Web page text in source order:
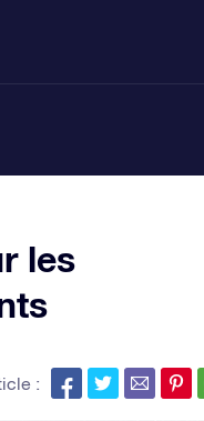
les
: